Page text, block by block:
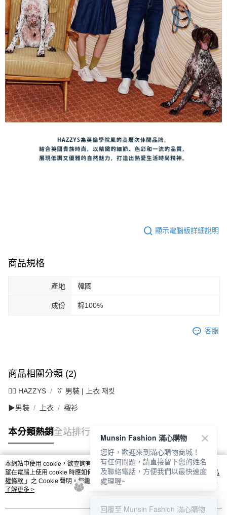
顯示電腦版詳細說明
商品規格
產地 韓國
成份 棉100%
客服
商品相關分類 (2)
🐕‍🦺 HAZZYS 👔 男裝 | 上衣 재킷
▶男裝 上衣 襯衫
本分類熱銷全站排行
熱門標籤
本網站中使用 cookie，欲查詢有關本網站使用 cookie 方式之詳情，及若您不希
望在電腦上使用 cookie 時應如何變更電腦的 cookie 設定，請參閱本網站「
隱私
權條款 」之 Cookie 聲明。您繼續使用本網站即表示您同意本公司得按本網站使
用條款之 Cookie 聲明使用 cookie。
了解更多 >
Munsin Fashion 滿心購物
您好，歡迎來到滿心購物商城！
有任何問題，請直接留下您的姓名
及聯絡電話，方便我們以最快速度
處理喔~
回覆至 Munsin Fashion 滿心購物